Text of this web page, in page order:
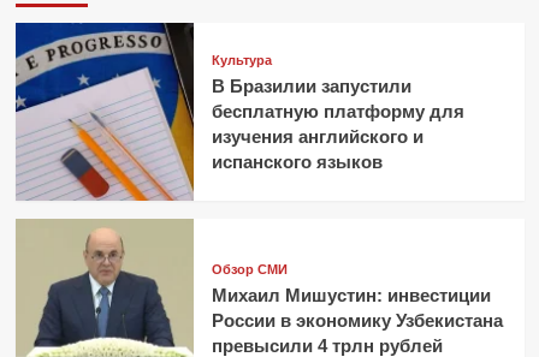
Культура
В Бразилии запустили
бесплатную платформу для
изучения английского и
испанского языков
Обзор СМИ
Михаил Мишустин: инвестиции
России в экономику Узбекистана
превысили 4 трлн рублей